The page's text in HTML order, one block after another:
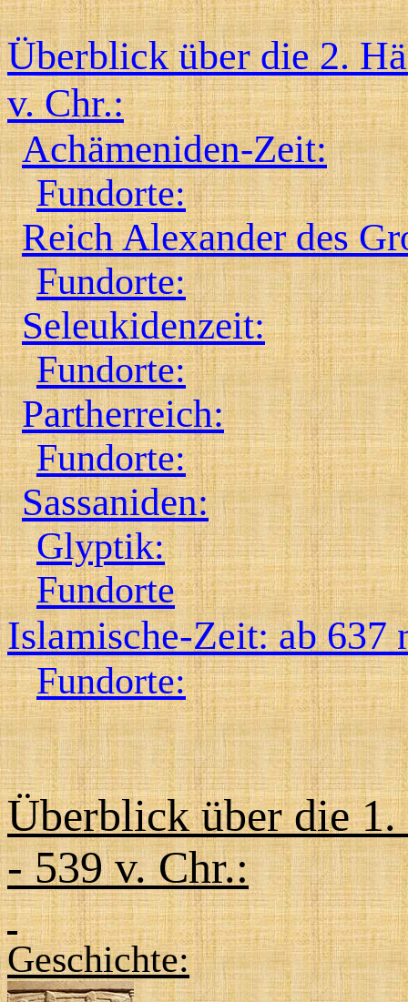
Überblick über die 2.
v. Chr.:
Achämeniden-Zeit:
Fundorte:
Reich Alexander des
Fundorte:
Seleukidenzeit:
Fundorte:
Partherreich:
Fundorte:
Sassaniden:
Glyptik:
Fundorte
Islamische-Zeit: ab 637
Fundorte:
Überblick über die 1.
- 539 v. Chr.:
Geschichte: